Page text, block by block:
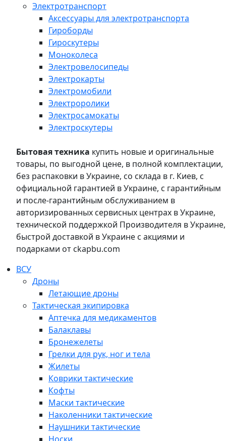
Электротранспорт
Аксессуары для электротранспорта
Гироборды
Гироскутеры
Моноколеса
Электровелосипеды
Электрокарты
Электромобили
Электроролики
Электросамокаты
Электроскутеры
Бытовая техника купить новые и оригинальные
товары, по выгодной цене, в полной комплектации,
без распаковки в Украине, со склада в г. Киев, с
официальной гарантией в Украине, с гарантийным
и после-гарантийным обслуживанием в
авторизированных сервисных центрах в Украине,
технической поддержкой Производителя в Украине,
быстрой доставкой в Украине с акциями и
подарками от ckapbu.com
ВСУ
Дроны
Летающие дроны
Тактическая экипировка
Аптечка для медикаментов
Балаклавы
Бронежелеты
Грелки для рук, ног и тела
Жилеты
Коврики тактические
Кофты
Маски тактические
Наколенники тактические
Наушники тактические